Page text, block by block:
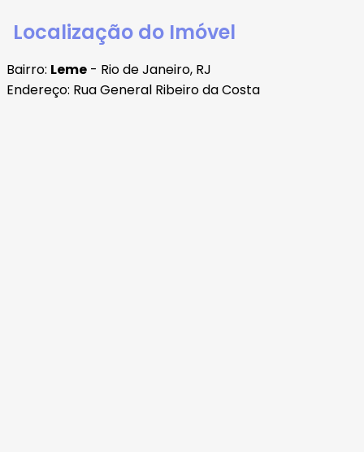
Localização do Imóvel
Bairro: Leme - Rio de Janeiro, RJ
Endereço: Rua General Ribeiro da Costa